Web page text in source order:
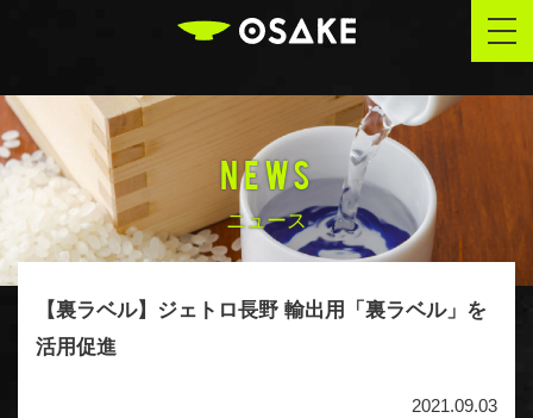
NEWS
ニュース
【裏ラベル】ジェトロ長野 輸出用「裏ラベル」を
活用促進
2021.09.03